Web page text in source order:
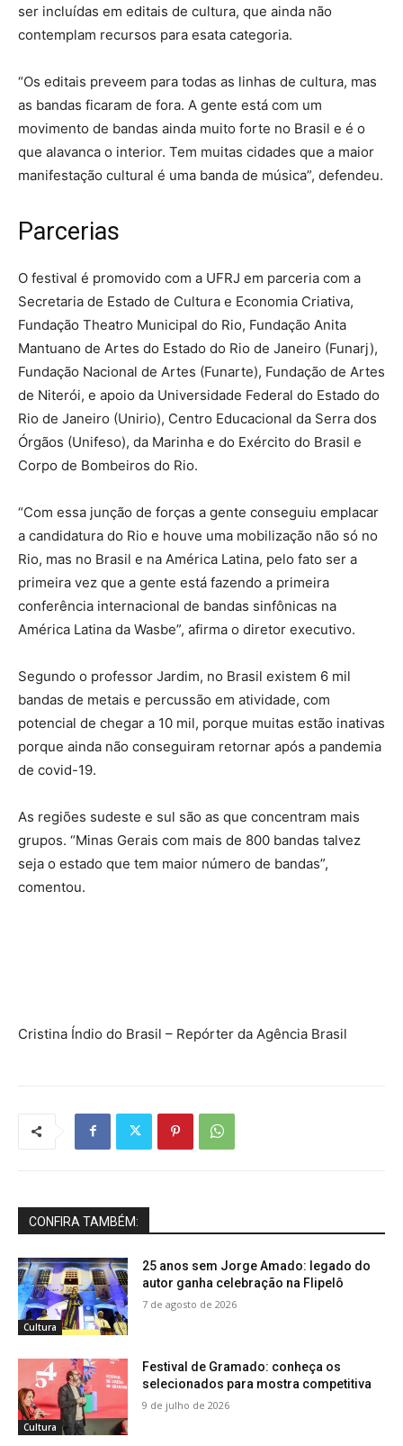
ser incluídas em editais de cultura, que ainda não
contemplam recursos para esata categoria.
“Os editais preveem para todas as linhas de cultura, mas
as bandas ficaram de fora. A gente está com um
movimento de bandas ainda muito forte no Brasil e é o
que alavanca o interior. Tem muitas cidades que a maior
manifestação cultural é uma banda de música”, defendeu.
Parcerias
O festival é promovido com a UFRJ em parceria com a
Secretaria de Estado de Cultura e Economia Criativa,
Fundação Theatro Municipal do Rio, Fundação Anita
Mantuano de Artes do Estado do Rio de Janeiro (Funarj),
Fundação Nacional de Artes (Funarte), Fundação de Artes
de Niterói, e apoio da Universidade Federal do Estado do
Rio de Janeiro (Unirio), Centro Educacional da Serra dos
Órgãos (Unifeso), da Marinha e do Exército do Brasil e
Corpo de Bombeiros do Rio.
“Com essa junção de forças a gente conseguiu emplacar
a candidatura do Rio e houve uma mobilização não só no
Rio, mas no Brasil e na América Latina, pelo fato ser a
primeira vez que a gente está fazendo a primeira
conferência internacional de bandas sinfônicas na
América Latina da Wasbe”, afirma o diretor executivo.
Segundo o professor Jardim, no Brasil existem 6 mil
bandas de metais e percussão em atividade, com
potencial de chegar a 10 mil, porque muitas estão inativas
porque ainda não conseguiram retornar após a pandemia
de covid-19.
As regiões sudeste e sul são as que concentram mais
grupos. “Minas Gerais com mais de 800 bandas talvez
seja o estado que tem maior número de bandas”,
comentou.
Cristina Índio do Brasil – Repórter da Agência Brasil
CONFIRA TAMBÉM:
Cultura
25 anos sem Jorge Amado: legado do
autor ganha celebração na Flipelô
7 de agosto de 2026
Cultura
Festival de Gramado: conheça os
selecionados para mostra competitiva
9 de julho de 2026